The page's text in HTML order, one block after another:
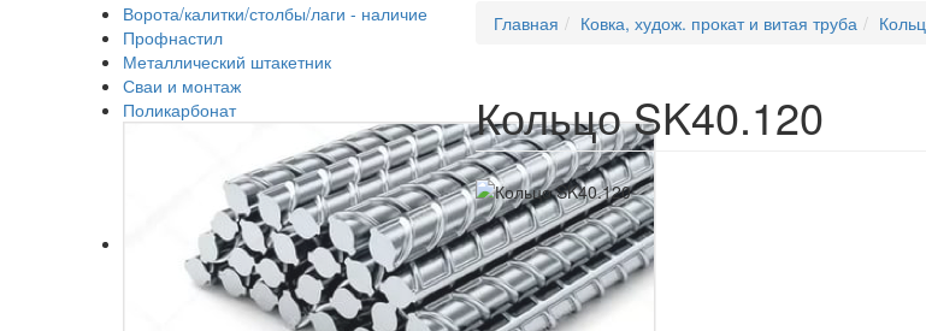
Ворота/калитки/столбы/лаги - наличие
Профнастил
Металлический штакетник
Сваи и монтаж
Поликарбонат
Главная Ковка, худож. прокат и витая труба
Кольцо SK40.120